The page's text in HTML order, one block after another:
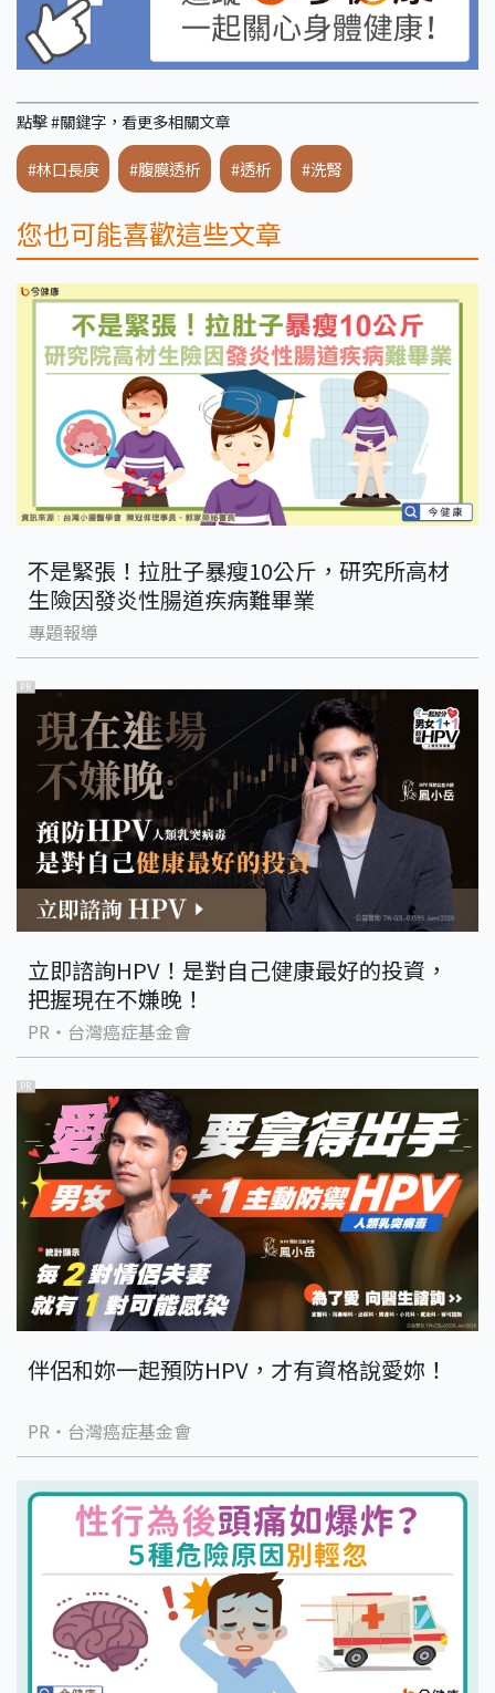
點擊 #關鍵字，看更多相關文章
#林口長庚 #腹膜透析 #透析 #洗腎
您也可能喜歡這些文章
不是緊張！拉肚子暴瘦10公斤，研究所高材
生險因發炎性腸道疾病難畢業
專題報導
PR
立即諮詢HPV！是對自己健康最好的投資，
把握現在不嫌晚！
PR・台灣癌症基金會
PR
伴侶和妳一起預防HPV，才有資格說愛妳！
PR・台灣癌症基金會